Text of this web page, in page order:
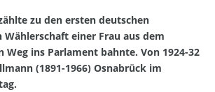
zu den ersten deutschen
Wählerschaft einer Frau aus dem
Weg ins Parlament bahnte. Von 1924-32
(1891-1966) Osnabrück im